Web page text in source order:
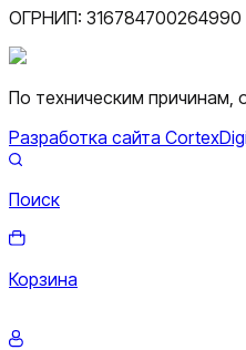
ОГРНИП: 316784700264990
По техническим причинам,
Разработка сайта
Поиск
Корзина